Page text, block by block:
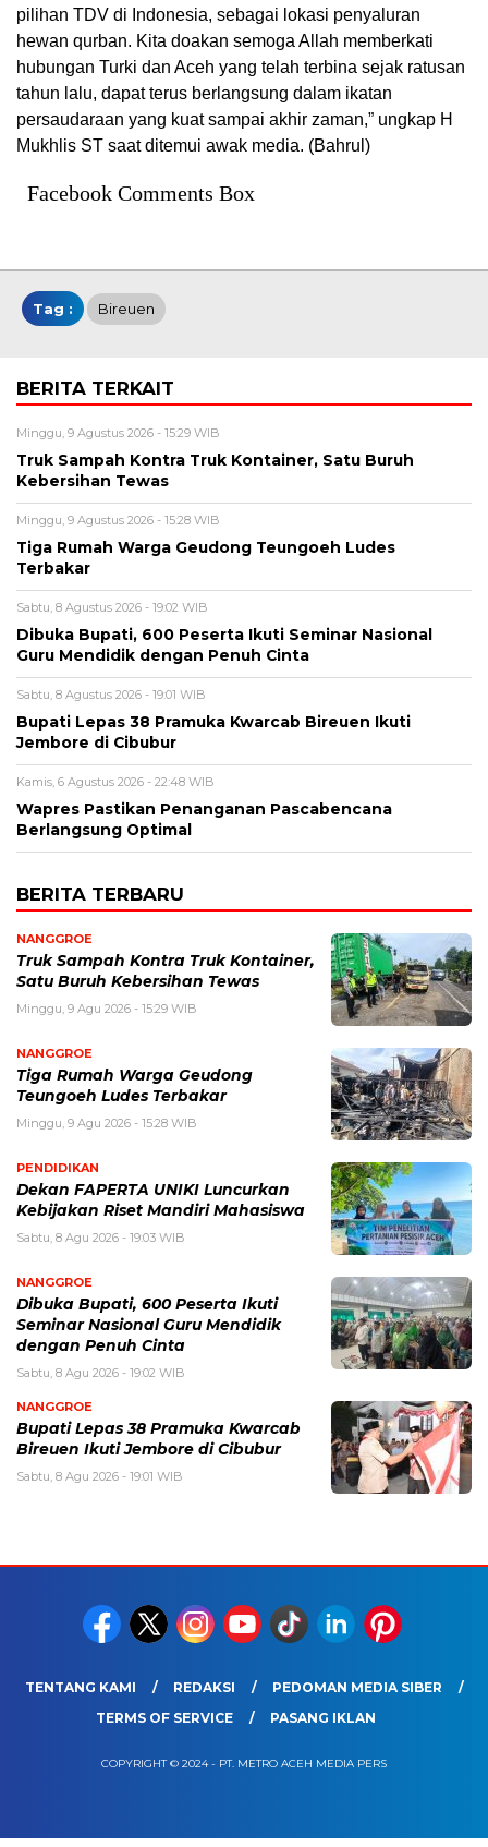
pilihan TDV di Indonesia, sebagai lokasi penyaluran
hewan qurban. Kita doakan semoga Allah memberkati
hubungan Turki dan Aceh yang telah terbina sejak ratusan
tahun lalu, dapat terus berlangsung dalam ikatan
persaudaraan yang kuat sampai akhir zaman,” ungkap H
Mukhlis ST saat ditemui awak media. (Bahrul)
Facebook Comments Box
Tag : Bireuen
BERITA TERKAIT
Minggu, 9 Agustus 2026 - 15:29 WIB
Truk Sampah Kontra Truk Kontainer, Satu Buruh
Kebersihan Tewas
Minggu, 9 Agustus 2026 - 15:28 WIB
Tiga Rumah Warga Geudong Teungoeh Ludes
Terbakar
Sabtu, 8 Agustus 2026 - 19:02 WIB
Dibuka Bupati, 600 Peserta Ikuti Seminar Nasional
Guru Mendidik dengan Penuh Cinta
Sabtu, 8 Agustus 2026 - 19:01 WIB
Bupati Lepas 38 Pramuka Kwarcab Bireuen Ikuti
Jembore di Cibubur
Kamis, 6 Agustus 2026 - 22:48 WIB
Wapres Pastikan Penanganan Pascabencana
Berlangsung Optimal
BERITA TERBARU
NANGGROE
Truk Sampah Kontra Truk Kontainer,
Satu Buruh Kebersihan Tewas
Minggu, 9 Agu 2026 - 15:29 WIB
NANGGROE
Tiga Rumah Warga Geudong
Teungoeh Ludes Terbakar
Minggu, 9 Agu 2026 - 15:28 WIB
PENDIDIKAN
Dekan FAPERTA UNIKI Luncurkan
Kebijakan Riset Mandiri Mahasiswa
Sabtu, 8 Agu 2026 - 19:03 WIB
NANGGROE
Dibuka Bupati, 600 Peserta Ikuti
Seminar Nasional Guru Mendidik
dengan Penuh Cinta
Sabtu, 8 Agu 2026 - 19:02 WIB
NANGGROE
Bupati Lepas 38 Pramuka Kwarcab
Bireuen Ikuti Jembore di Cibubur
Sabtu, 8 Agu 2026 - 19:01 WIB
TENTANG KAMI REDAKSI
PEDOMAN MEDIA SIBER
TERMS OF SERVICE
PASANG IKLAN
COPYRIGHT © 2024 - PT. METRO ACEH MEDIA PERS